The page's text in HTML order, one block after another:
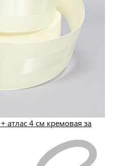
атлас 4 см кремовая за